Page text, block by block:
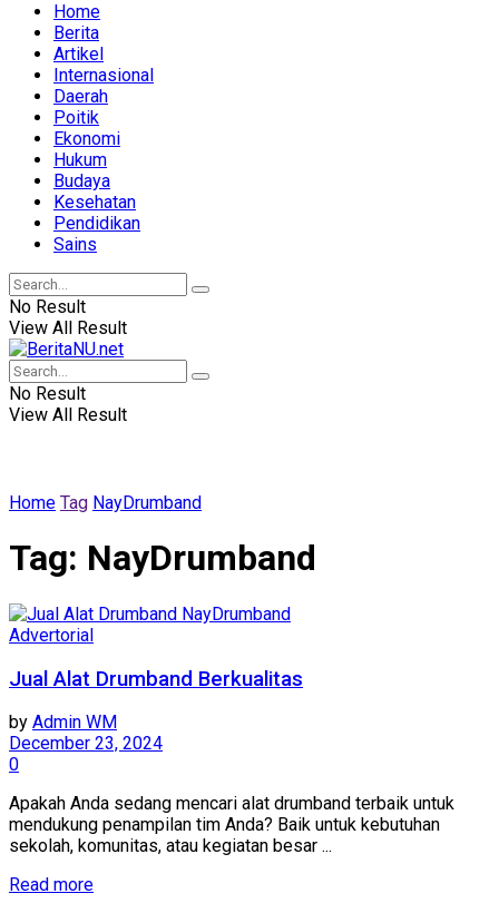
Home
Berita
Artikel
Internasional
Daerah
Poitik
Ekonomi
Hukum
Budaya
Kesehatan
Pendidikan
Sains
No Result
View All Result
No Result
View All Result
Home Tag NayDrumband
Tag: NayDrumband
Advertorial
Jual Alat Drumband Berkualitas
by Admin WM
December 23, 2024
0
Apakah Anda sedang mencari alat drumband terbaik untuk
mendukung penampilan tim Anda? Baik untuk kebutuhan
sekolah, komunitas, atau kegiatan besar ...
Read moreDetails